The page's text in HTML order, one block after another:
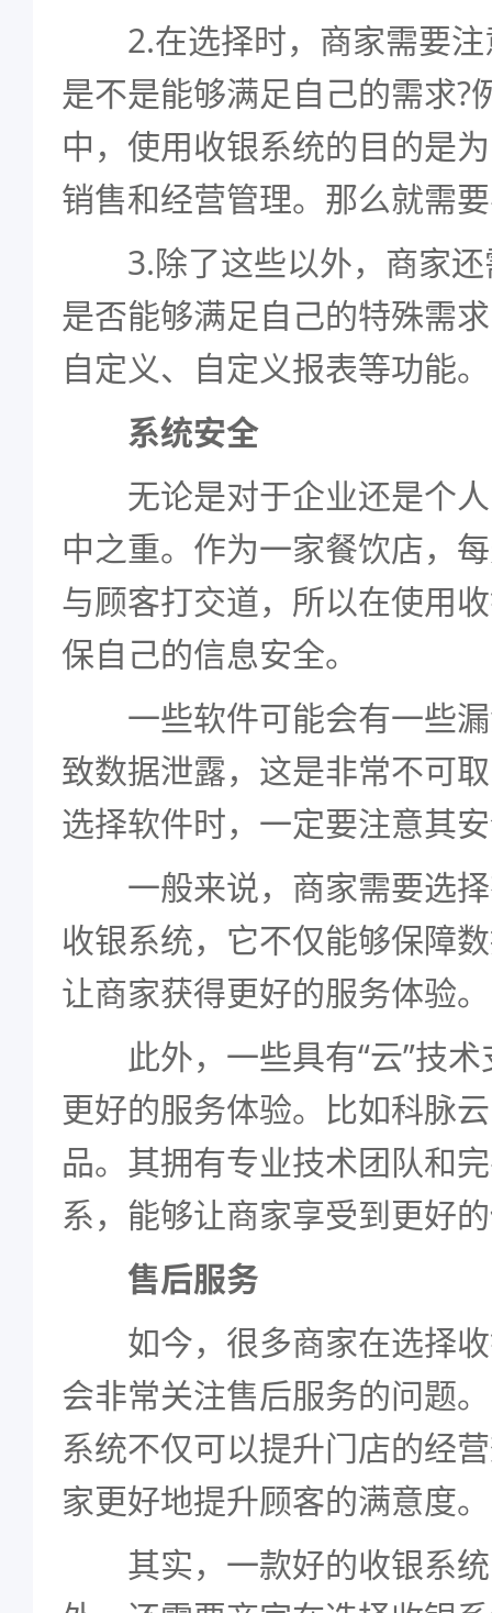
2.在选择时，商家需要注
是不是能够满足自己的需求?
中，使用收银系统的目的是
销售和经营管理。那么就需
3.除了这些以外，商家还
是否能够满足自己的特殊需
自定义、自定义报表等功能。
系统安全
无论是对于企业还是个人
中之重。作为一家餐饮店，
与顾客打交道，所以在使用
保自己的信息安全。
一些软件可能会有一些漏
致数据泄露，这是非常不可
选择软件时，一定要注意其
一般来说，商家需要选择
收银系统，它不仅能够保障
让商家获得更好的服务体验。
此外，一些具有“云”技术
更好的服务体验。比如科脉
品。其拥有专业技术团队和
系，能够让商家享受到更好
售后服务
如今，很多商家在选择收
会非常关注售后服务的问题
系统不仅可以提升门店的经
家更好地提升顾客的满意度。
其实，一款好的收银系统